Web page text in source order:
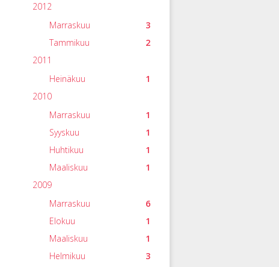
2012
3
Marraskuu
2
Tammikuu
2011
1
Heinäkuu
2010
1
Marraskuu
1
Syyskuu
1
Huhtikuu
1
Maaliskuu
2009
6
Marraskuu
1
Elokuu
1
Maaliskuu
3
Helmikuu